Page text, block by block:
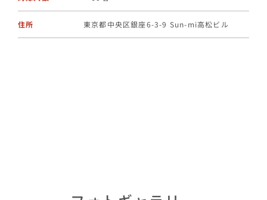
住所 東京都中央区銀座6-3-9 Sun-mi高松ビル